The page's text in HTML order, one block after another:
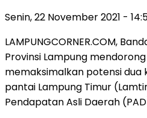
Senin, 22 November 2021 -
LAMPUNGCORNER.COM,
Provinsi Lampung
memaksimalkan potensi dua
pantai Lampung Timur
Pendapatan Asli Daerah